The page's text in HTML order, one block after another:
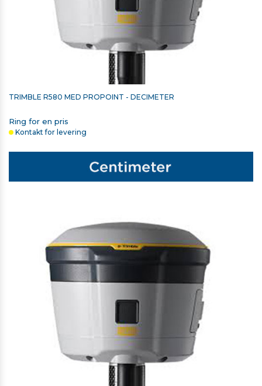
1.650,00 kr. ekskl. moms
På lager
TRIMBLE R580 MED PROPOINT - DECIMETER
Ring for en pris
Kontakt for levering